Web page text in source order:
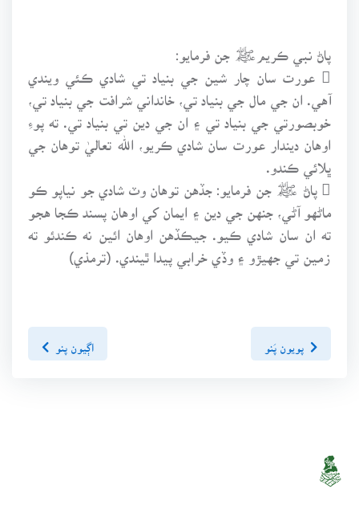
پاڻ نبي ڪريمﷺ جن فرمايو:
 عورت سان چار شين جي بنياد تي شادي ڪئي ويندي
آهي. ان جي مال جي بنياد تي، خانداني شرافت جي بنياد تي،
خوبصورتي جي بنياد تي ۽ ان جي دين تي بنياد تي. ته پوءِ
اوهان ديندار عورت سان شادي ڪريو، الله تعاليٰ توهان جي
ڀلائي ڪندو.
 پاڻ ﷺ جن فرمايو: جڏهن توهان وٽ شادي جو نياپو ڪو
ماڻهو آڻي، جنهن جي دين ۽ ايمان کي اوهان پسند ڪجا هجو
ته ان سان شادي ڪيو. جيڪڏهن اوهان ائين نه ڪندئو ته
زمين تي جهيڙو ۽ وڏي خرابي پيدا ٿيندي. (ترمذي)
پويون پَنو اڳيون پنو